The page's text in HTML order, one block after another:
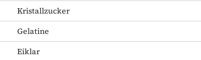
Kristallzucker
Gelatine
Eiklar